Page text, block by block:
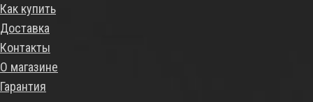
Как купить
Доставка
Контакты
О магазине
Гарантия